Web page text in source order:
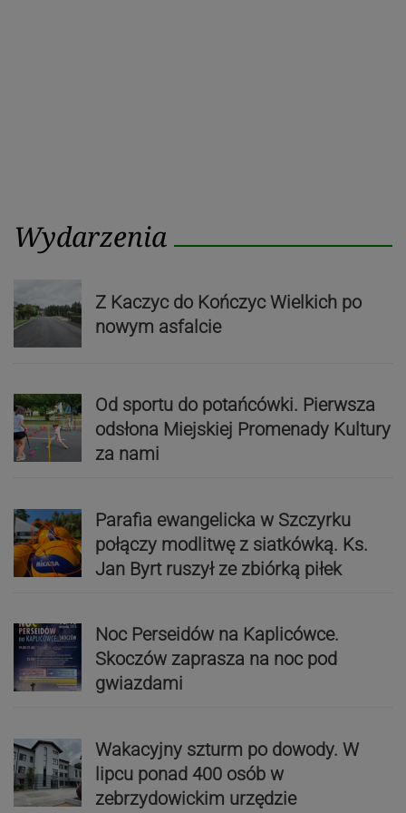
Wydarzenia
Z Kaczyc do Kończyc Wielkich po
nowym asfalcie
Od sportu do potańcówki. Pierwsza
odsłona Miejskiej Promenady Kultury
za nami
Parafia ewangelicka w Szczyrku
połączy modlitwę z siatkówką. Ks.
Jan Byrt ruszył ze zbiórką piłek
Noc Perseidów na Kaplicówce.
Skoczów zaprasza na noc pod
gwiazdami
Wakacyjny szturm po dowody. W
lipcu ponad 400 osób w
zebrzydowickim urzędzie